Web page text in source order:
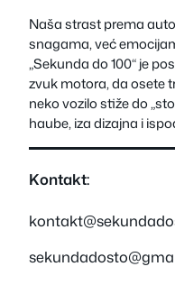
Naša strast prema
snagama, već
„Sekunda do 100“ je
zvuk motora, da osete
neko vozilo stiže do
haube, iza dizajna i
Kontakt: